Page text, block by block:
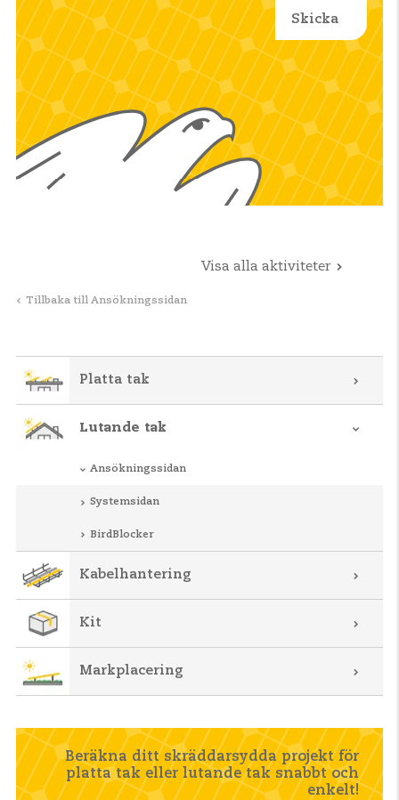
Visa alla aktiviteter
Tillbaka till Ansökningssidan
Platta tak
Lutande tak
Ansökningssidan
Systemsidan
BirdBlocker
Kabelhantering
Kit
Markplacering
Beräkna ditt skräddarsydda projekt för
platta tak eller lutande tak snabbt och
enkelt!